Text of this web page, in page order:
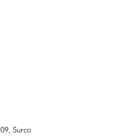
Surco